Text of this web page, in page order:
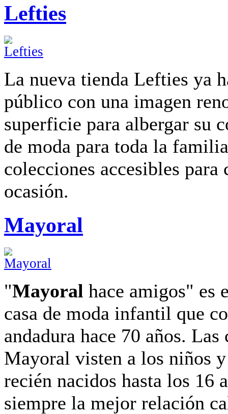
Lefties
La nueva tienda Lefties ya
público con una imagen
superficie para albergar su
de moda para toda la
colecciones accesibles para
ocasión.
Mayoral
"Mayoral hace amigos" es
casa de moda infantil que
andadura hace 70 años. Las
Mayoral visten a los niños y
recién nacidos hasta los 16
siempre la mejor relación